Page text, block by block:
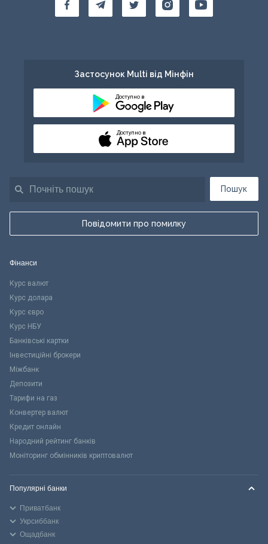
Пошук
Повідомити про помилку
Застосунок Multi від Мінфін
Доступно в
Доступно в
Фінанси
Курс валют
Курс долара
Курс євро
Курс НБУ
Банківські картки
Інвестиційні брокери
Міжбанк
Депозити
Тарифи на газ
Конвертер валют
Кредит онлайн
Народний рейтинг банків
Моніторинг обмінників криптовалют
Популярні банки
Приватбанк
Укрсиббанк
Ощадбанк